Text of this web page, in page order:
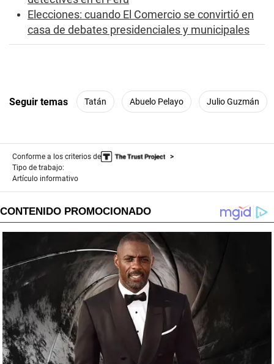
Elecciones: cuando El Comercio se convirtió en
casa de debates presidenciales y municipales
Seguir temas Tatán Abuelo Pelayo Julio Guzmán
Conforme a los criterios de
Tipo de trabajo:
Artículo informativo